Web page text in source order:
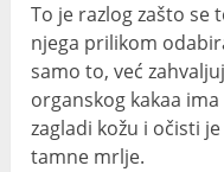
To je razlog zašto se
njega prilikom
samo to, već
organskog kakaa
zagladi kožu i očisti
tamne mrlje.